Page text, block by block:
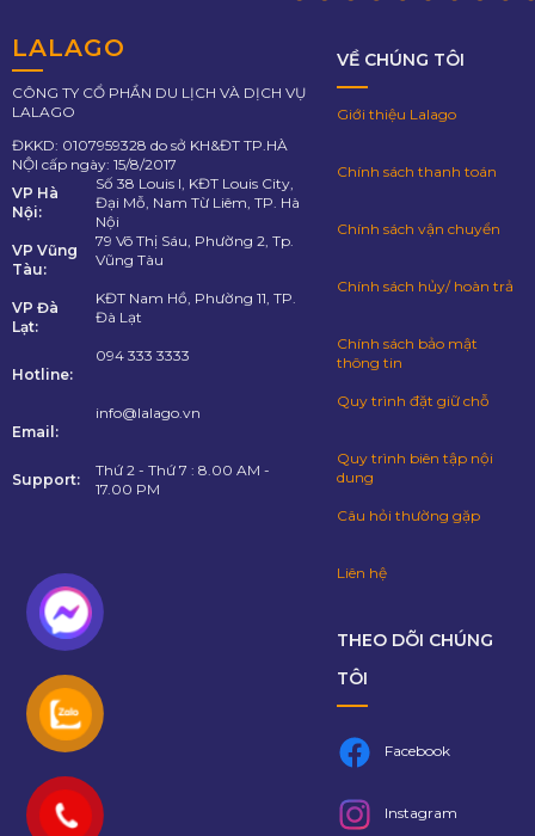
LALAGO
CÔNG TY CỔ PHẦN DU LỊCH VÀ DỊCH VỤ
LALAGO
ĐKKD: 0107959328 do sở KH&ĐT TP.HÀ
NỘI cấp ngày: 15/8/2017
VP Hà
Nội:
Số 38 Louis I, KĐT Louis City,
Đại Mỗ, Nam Từ Liêm, TP. Hà
Nội
VP Vũng
Tàu:
79 Võ Thị Sáu, Phường 2, Tp.
Vũng Tàu
VP Đà
Lạt:
KĐT Nam Hồ, Phường 11, TP.
Đà Lạt
Hotline:
094 333 3333
Email:
info@lalago.vn
Support:
Thứ 2 - Thứ 7 : 8.00 AM -
17.00 PM
VỀ CHÚNG TÔI
Giới thiệu Lalago
Chính sách thanh toán
Chính sách vận chuyển
Chính sách hủy/ hoàn trả
Chính sách bảo mật
thông tin
Quy trình đặt giữ chỗ
Quy trình biên tập nội
dung
Câu hỏi thường gặp
Liên hệ
THEO DÕI CHÚNG
TÔI
Facebook
Instagram